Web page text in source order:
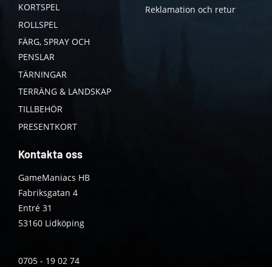
KORTSPEL
ROLLSPEL
FÄRG, SPRAY OCH
PENSLAR
TÄRNINGAR
TERRÄNG & LANDSKAP
TILLBEHÖR
PRESENTKORT
Reklamation och retur
Kontakta oss
GameManiacs HB
Fabriksgatan 4
Entré 31
53160 Lidköping
0705 - 19 02 74